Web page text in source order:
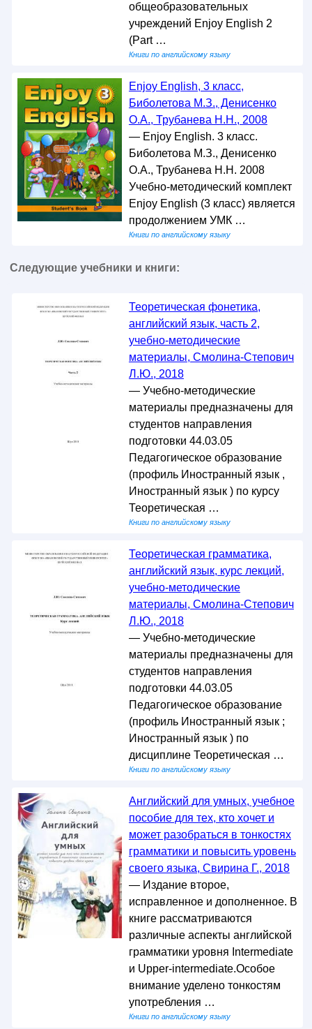
общеобразовательных
учреждений Enjoy English 2
(Part …
Книги по английскому языку
Enjoy English, 3 класс,
Биболетова М.З., Денисенко
О.А., Трубанева Н.Н., 2008
— Enjoy English. 3 класс.
Биболетова М.З., Денисенко
О.А., Трубанева Н.Н. 2008
Учебно-методический комплект
Enjoy English (3 класс) является
продолжением УМК …
Книги по английскому языку
Следующие учебники и книги:
Теоретическая фонетика,
английский язык, часть 2,
учебно-методические
материалы, Смолина-Степович
Л.Ю., 2018
— Учебно-методические
материалы предназначены для
студентов направления
подготовки 44.03.05
Педагогическое образование
(профиль Иностранный язык ,
Иностранный язык ) по курсу
Теоретическая …
Книги по английскому языку
Теоретическая грамматика,
английский язык, курс лекций,
учебно-методические
материалы, Смолина-Степович
Л.Ю., 2018
— Учебно-методические
материалы предназначены для
студентов направления
подготовки 44.03.05
Педагогическое образование
(профиль Иностранный язык ;
Иностранный язык ) по
дисциплине Теоретическая …
Книги по английскому языку
Английский для умных, учебное
пособие для тех, кто хочет и
может разобраться в тонкостях
грамматики и повысить уровень
своего языка, Свирина Г., 2018
— Издание второе,
исправленное и дополненное. В
книге рассматриваются
различные аспекты английской
грамматики уровня Intermediate
и Upper-intermediate.Особое
внимание уделено тонкостям
употребления …
Книги по английскому языку